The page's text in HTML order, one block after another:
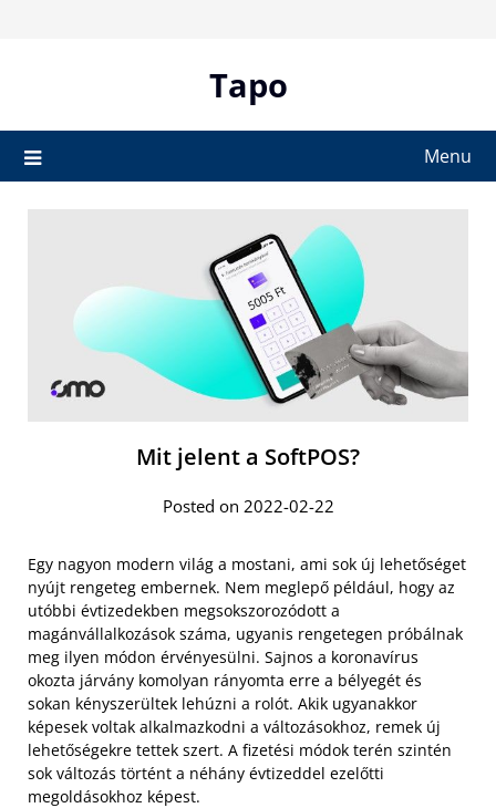
Tapo
Menu
Mit jelent a SoftPOS?
Posted on 2022-02-22
Egy nagyon modern világ a mostani, ami sok új lehetőséget
nyújt rengeteg embernek. Nem meglepő például, hogy az
utóbbi évtizedekben megsokszorozódott a
magánvállalkozások száma, ugyanis rengetegen próbálnak
meg ilyen módon érvényesülni. Sajnos a koronavírus
okozta járvány komolyan rányomta erre a bélyegét és
sokan kényszerültek lehúzni a rolót. Akik ugyanakkor
képesek voltak alkalmazkodni a változásokhoz, remek új
lehetőségekre tettek szert. A fizetési módok terén szintén
sok változás történt a néhány évtizeddel ezelőtti
megoldásokhoz képest.